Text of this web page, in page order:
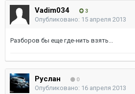
Vadim034 3
Опубликовано: 15 апреля 2013
Разборов бы еще где-нить взять...
Руслан 0
Опубликовано: 16 апреля 2013